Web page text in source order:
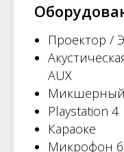
Проектор /
AUX
Микшерный
Playstation 4
Караоке
Микрофон